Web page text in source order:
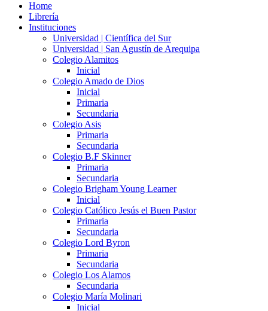
Home
Librería
Instituciones
Universidad | Científica del Sur
Universidad | San Agustín de Arequipa
Colegio Alamitos
Inicial
Colegio Amado de Dios
Inicial
Primaria
Secundaria
Colegio Asis
Primaria
Secundaria
Colegio B.F Skinner
Primaria
Secundaria
Colegio Brigham Young Learner
Inicial
Colegio Católico Jesús el Buen Pastor
Primaria
Secundaria
Colegio Lord Byron
Primaria
Secundaria
Colegio Los Alamos
Secundaria
Colegio María Molinari
Inicial